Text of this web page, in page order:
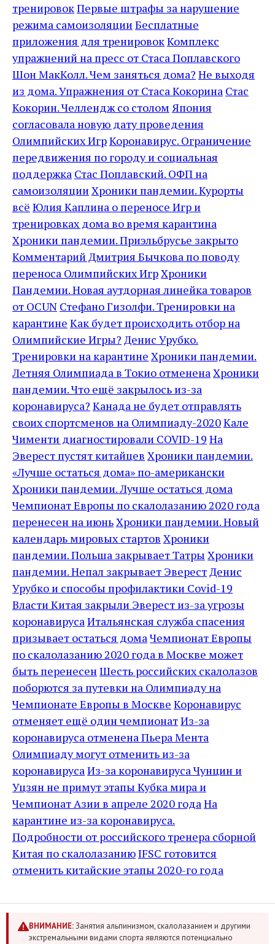
тренировокПервые штрафы за нарушение
режима самоизоляцииБесплатные
приложения для тренировокКомплекс
упражнений на пресс от Стаса Поплавского
Шон МакКолл. Чем заняться дома? Не выходя
из дома. Упражнения от Стаса Кокорина Стас
Кокорин. Челлендж со столом Япония
согласовала новую дату проведения
Олимпийских ИгрКоронавирус. Ограничение
передвижения по городу и социальная
поддержка Стас Поплавский. ОФП на
самоизоляцииХроники пандемии. Курорты
всё Юлия Каплина о переносе Игр и
тренировках дома во время карантина
Хроники пандемии. Приэльбрусье закрыто
Комментарий Дмитрия Бычкова по поводу
переноса Олимпийских ИгрХроники
Пандемии. Новая аутдорная линейка товаров
от OCUN Стефано Гизолфи. Тренировки на
карантине Как будет происходить отбор на
Олимпийские Игры? Денис Урубко.
Тренировки на карантине Хроники пандемии.
Летняя Олимпиада в Токио отмененаХроники
пандемии. Что ещё закрылось из-за
коронавируса? Канада не будет отправлять
своих спортсменов на Олимпиаду-2020Кале
Чименти диагностировали COVID-19 На
Эверест пустят китайцев Хроники пандемии.
«Лучше остаться дома» по-американски
Хроники пандемии. Лучше остаться дома
Чемпионат Европы по скалолазанию 2020 года
перенесен на июньХроники пандемии. Новый
календарь мировых стартов Хроники
пандемии. Польша закрывает Татры Хроники
пандемии. Непал закрывает ЭверестДенис
Урубко и способы профилактики Covid-19
Власти Китая закрыли Эверест из-за угрозы
коронавирусаИтальянская служба спасения
призывает остаться домаЧемпионат Европы
по скалолазанию 2020 года в Москве может
быть перенесенШесть российских скалолазов
поборются за путевки на Олимпиаду на
Чемпионате Европы в Москве Коронавирус
отменяет ещё один чемпионатИз-за
коронавируса отменена Пьера Мента
Олимпиаду могут отменить из-за
коронавирусаИз-за коронавируса Чунцин и
Уцзян не примут этапы Кубка мира и
Чемпионат Азии в апреле 2020 годаНа
карантине из-за коронавируса.
Подробности от российского тренера сборной
Китая по скалолазаниюIFSC готовится
отменить китайские этапы 2020-го года
ВНИМАНИЕ:Занятия альпинизмом, скалолазанием и другими
экстремальными видами спорта являются потенциально